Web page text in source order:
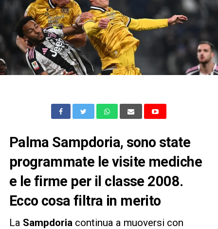
Palma Sampdoria, sono state
programmate le visite mediche
e le firme per il classe 2008.
Ecco cosa filtra in merito
La Sampdoriacontinua a muoversi con